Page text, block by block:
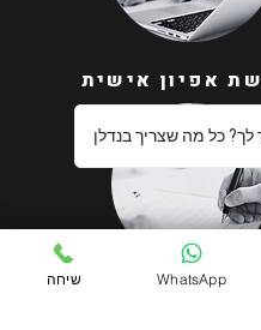
אפיון אישית
שיחה WhatsApp
לך? כל מה שצריך בנדלן